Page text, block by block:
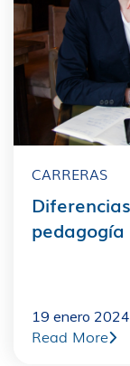
CARRERAS
pedagogía
19 enero 2024
Read More